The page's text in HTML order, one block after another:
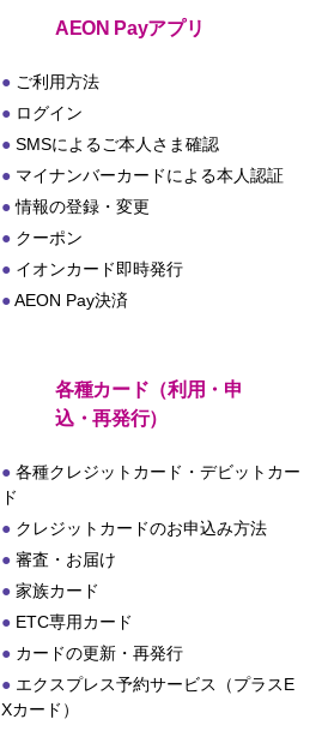
AEON Payアプリ
ご利用方法
ログイン
SMSによるご本人さま確認
マイナンバーカードによる本人認証
情報の登録・変更
クーポン
イオンカード即時発行
AEON Pay決済
各種カード（利用・申
込・再発行）
各種クレジットカード・デビットカー
ド
クレジットカードのお申込み方法
審査・お届け
家族カード
ETC専用カード
カードの更新・再発行
エクスプレス予約サービス（プラスE
Xカード）